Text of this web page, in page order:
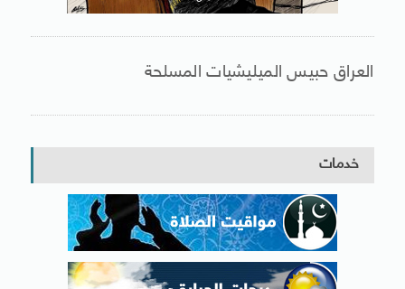
العراق حبيس الميليشيات المسلحة
خدمات